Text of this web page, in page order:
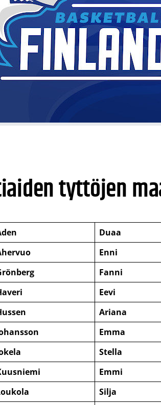
tyttöjen
Duaa
Enni
Fanni
Eevi
Ariana
Emma
Stella
Emmi
Silja